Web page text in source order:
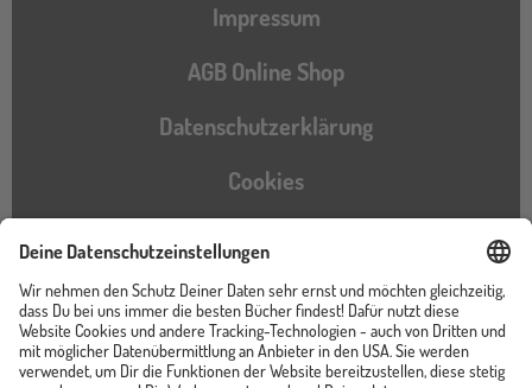
Impressum
AGB Online Shop
Datenschutzerklärung
Cookies
Barrierefreiheitserklärung
Instagram
TikTokPinterestYouTubeFacebook